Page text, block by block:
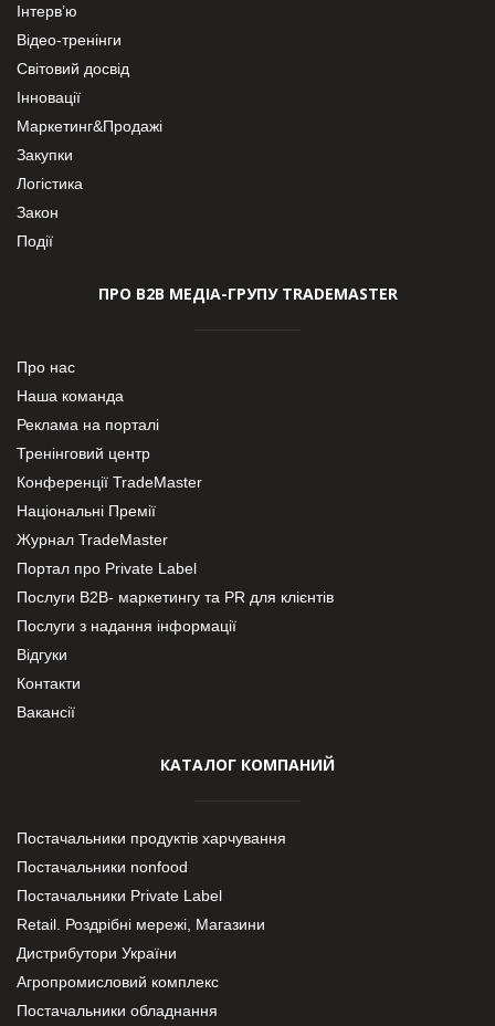
Інтерв’ю
Відео-тренінги
Світовий досвід
Інновації
Маркетинг&Продажі
Закупки
Логістика
Закон
Події
ПРО В2В МЕДІА-ГРУПУ TRADEMASTER
Про нас
Наша команда
Реклама на порталі
Тренінговий центр
Конференції TradeMaster
Національні Премії
Журнал TradeMaster
Портал про Private Label
Послуги В2В- маркетингу та PR для клієнтів
Послуги з надання інформації
Відгуки
Контакти
Вакансії
КАТАЛОГ КОМПАНИЙ
Постачальники продуктів харчування
Постачальники nonfood
Постачальники Private Label
Retail. Роздрібні мережі, Магазини
Дистрибутори України
Агропромисловий комплекс
Постачальники обладнання